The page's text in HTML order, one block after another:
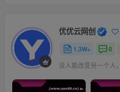
优优云网创
1.3W+ 0